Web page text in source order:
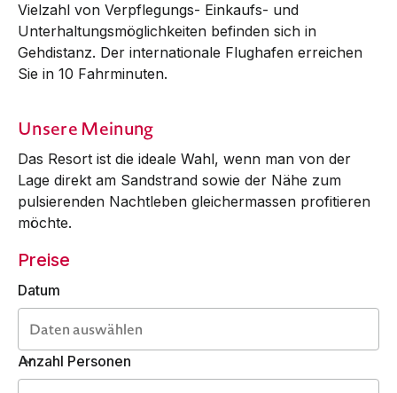
Vielzahl von Verpflegungs- Einkaufs- und
Unterhaltungsmöglichkeiten befinden sich in
Gehdistanz. Der internationale Flughafen erreichen
Sie in 10 Fahrminuten.
Unsere Meinung
Das Resort ist die ideale Wahl, wenn man von der
Lage direkt am Sandstrand sowie der Nähe zum
pulsierenden Nachtleben gleichermassen profitieren
möchte.
Preise
Datum
Anzahl Personen